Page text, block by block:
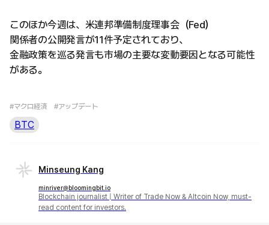
このほか今週は、米連邦準備制度理事会（Fed）
関係者の公開発言が11件予定されており、
金融政策を巡る発言も市場の主要な変動要因となる可能性
がある。
#マクロ経済 #アップデート
BTC
Minseung Kang
minriver@bloomingbit.io
Blockchain journalist | Writer of Trade Now & Altcoin Now, must-
read content for investors.